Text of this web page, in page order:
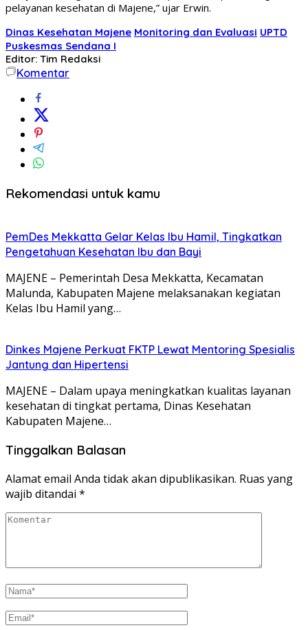
pelayanan kesehatan di Majene,” ujar Erwin.
Dinas Kesehatan Majene Monitoring dan Evaluasi UPTD
Puskesmas Sendana I
Editor: Tim Redaksi
Komentar
Rekomendasi untuk kamu
PemDes Mekkatta Gelar Kelas Ibu Hamil, Tingkatkan
Pengetahuan Kesehatan Ibu dan Bayi
MAJENE – Pemerintah Desa Mekkatta, Kecamatan
Malunda, Kabupaten Majene melaksanakan kegiatan
Kelas Ibu Hamil yang…
Dinkes Majene Perkuat FKTP Lewat Mentoring Spesialis
Jantung dan Hipertensi
MAJENE – Dalam upaya meningkatkan kualitas layanan
kesehatan di tingkat pertama, Dinas Kesehatan
Kabupaten Majene…
Tinggalkan Balasan
Alamat email Anda tidak akan dipublikasikan. Ruas yang
wajib ditandai *